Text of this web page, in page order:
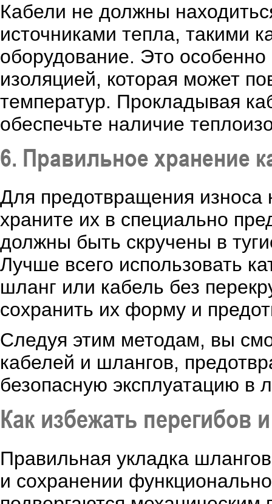
Кабели не должны
источниками тепла, такими
оборудование. Это
изоляцией, которая может
температур. Прокладывая
обеспечьте наличие
6. Правильное хранение
Для предотвращения износа
храните их в специально
должны быть скручены в
Лучше всего использовать
шланг или кабель без
сохранить их форму и
Следуя этим методам, вы
кабелей и шлангов,
безопасную эксплуатацию в
Как избежать перегибов
Правильная укладка
и сохранении